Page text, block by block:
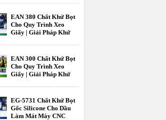
EcooneChem
EAN 380 Chất Khử Bọt
Cho Quy Trình Xeo
Giấy | Giải Pháp Khử
Giấy | Ecoone Chem
EAN 300 Chất Khử Bọt
Cho Quy Trình Xeo
Giấy | Giải Pháp Khử
EG-5731 Chất Khử Bọt
Gốc Silicone Cho Dầu
Làm Mát Máy CNC